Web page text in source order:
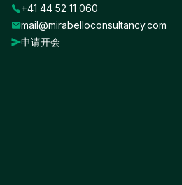
+41 44 52 11 060
mail@mirabelloconsultancy.com
申请开会